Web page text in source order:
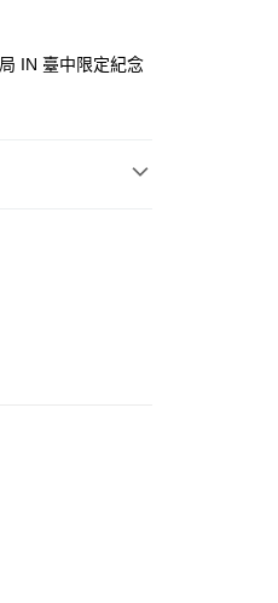
IN 臺中限定紀念